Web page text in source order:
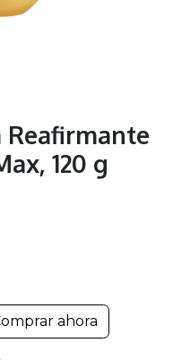
Reafirmante
120 g
ahora